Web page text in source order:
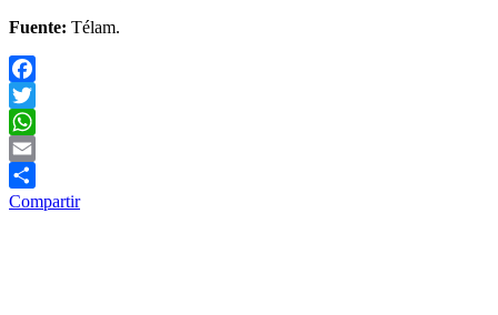
Fuente: Télam.
Facebook
Twitter
WhatsApp
Email
Compartir